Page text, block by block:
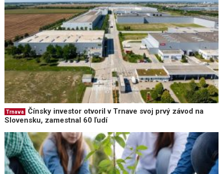
Trnava
Čínsky investor otvoril v Trnave svoj prvý závod na
Slovensku, zamestnal 60 ľudí